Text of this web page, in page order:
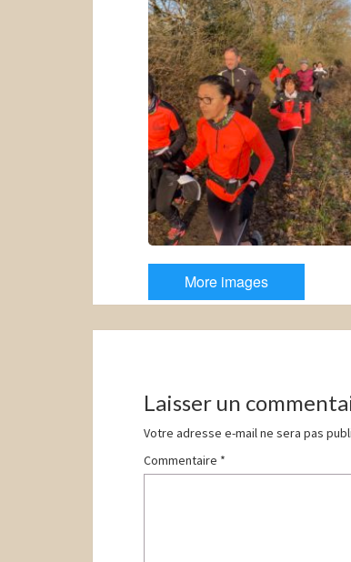
More images
Laisser un
Votre adresse e-mail ne sera pas
Commentaire *